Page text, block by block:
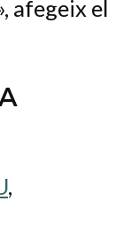
afegeix el
,